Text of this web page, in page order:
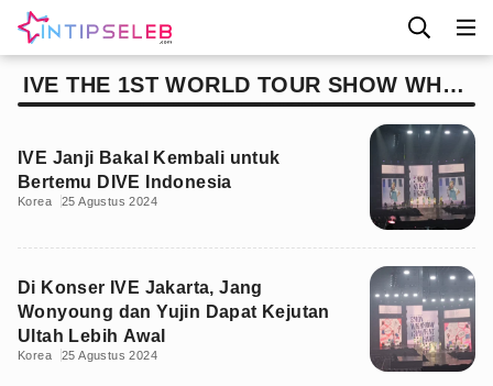
IVE THE 1ST WORLD TOUR SHOW WHAT
I HAVE IN JAKARTA
IVE Janji Bakal Kembali untuk
Bertemu DIVE Indonesia
Korea 25 Agustus 2024
Di Konser IVE Jakarta, Jang
Wonyoung dan Yujin Dapat Kejutan
Ultah Lebih Awal
Korea 25 Agustus 2024